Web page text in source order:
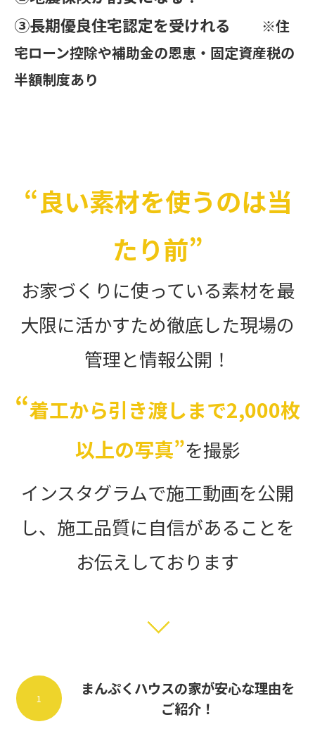
③長期優良住宅認定を受けれる
※住
宅ローン控除や補助金の恩恵・固定資産税の
半額制度あり
“良い素材を使うのは当
たり前”
お家づくりに使っている素材を最
大限に活かすため徹底した現場の
管理と情報公開！
“着工から引き渡しまで2,000枚
以上の写真”を撮影
インスタグラムで施工動画を公開
し、施工品質に自信があることを
お伝えしております
まんぷくハウスの家が安心な理由を
ご紹介！
1